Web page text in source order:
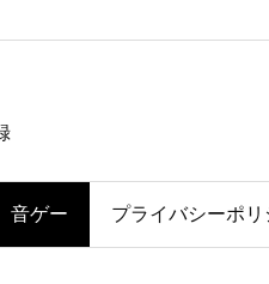
音ゲー プライバシーポリ